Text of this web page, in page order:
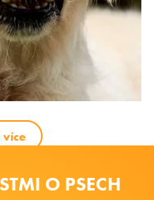
více
O PSECH